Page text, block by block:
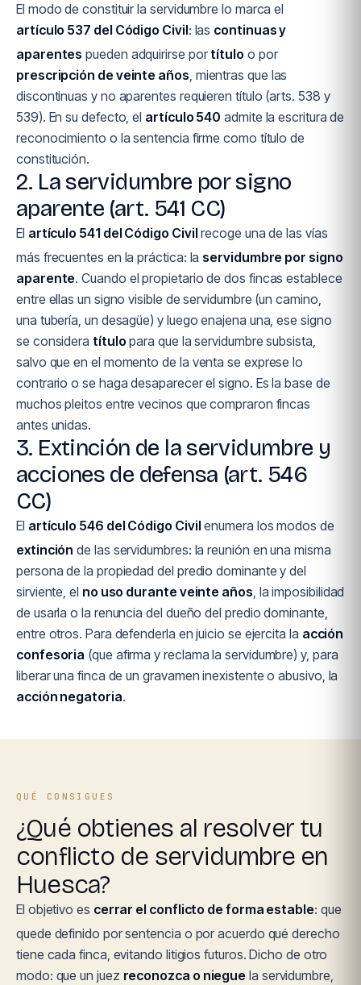
El modo de constituir la servidumbre lo marca el
artículo 537 del Código Civil: las continuas y
aparentes pueden adquirirse portítulo o por
prescripción de veinte años, mientras que las
discontinuas y no aparentes requieren título (arts. 538 y
539). En su defecto, el artículo 540 admite la escritura de
reconocimiento o la sentencia firme como título de
constitución.
2. La servidumbre por signo
aparente (art. 541 CC)
El artículo 541 del Código Civilrecoge una de las vías
más frecuentes en la práctica: la servidumbre por signo
aparente. Cuando el propietario de dos fincas establece
entre ellas un signo visible de servidumbre (un camino,
una tubería, un desagüe) y luego enajena una, ese signo
se considera título para que la servidumbre subsista,
salvo que en el momento de la venta se exprese lo
contrario o se haga desaparecer el signo. Es la base de
muchos pleitos entre vecinos que compraron fincas
antes unidas.
3. Extinción de la servidumbre y
acciones de defensa (art. 546
CC)
El artículo 546 del Código Civilenumera los modos de
extinción de las servidumbres: la reunión en una misma
persona de la propiedad del predio dominante y del
sirviente, el no uso durante veinte años, la imposibilidad
de usarla o la renuncia del dueño del predio dominante,
entre otros. Para defenderla en juicio se ejercita la acción
confesoria (que afirma y reclama la servidumbre) y, para
liberar una finca de un gravamen inexistente o abusivo, la
acción negatoria.
QUÉ CONSIGUES
¿Qué obtienes al resolver tu
conflicto de servidumbre en
Huesca?
El objetivo es cerrar el conflicto de forma estable: que
quede definido por sentencia o por acuerdo qué derecho
tiene cada finca, evitando litigios futuros. Dicho de otro
modo: que un juez reconozca o niegue la servidumbre,